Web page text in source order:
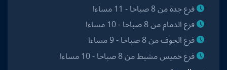
فرع جدة من 8 صباحا - 11 مساءا
فرع الدمام من 8 صباحا - 10 مساءا
فرع الجوف من 8 صباحا - 9 مساءا
فرع خميس مشيط من 8 صباحا - 10 مساءا